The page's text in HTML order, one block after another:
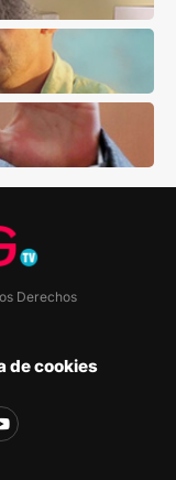
Derechos
de cookies